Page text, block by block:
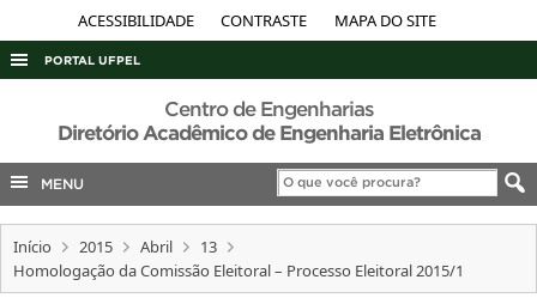
ACESSIBILIDADE CONTRASTE MAPA DO SITE
PORTAL UFPEL
ACESSO À INFORMAÇÃO
AUDITORIA
COBALTO
CONCURSOS
EDITAIS
Centro de Engenharias
Diretório Acadêmico de Engenharia Eletrônica
MENU
Início 2015 Abril
13
Homologação da Comissão Eleitoral – Processo Eleitoral 2015/1